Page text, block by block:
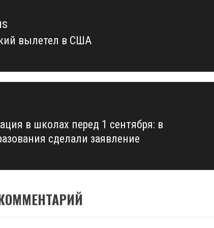
вылетел в США
в школах перед 1 сентября: в
сделали заявление